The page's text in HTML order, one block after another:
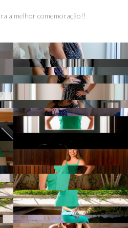
a melhor comemoração!!